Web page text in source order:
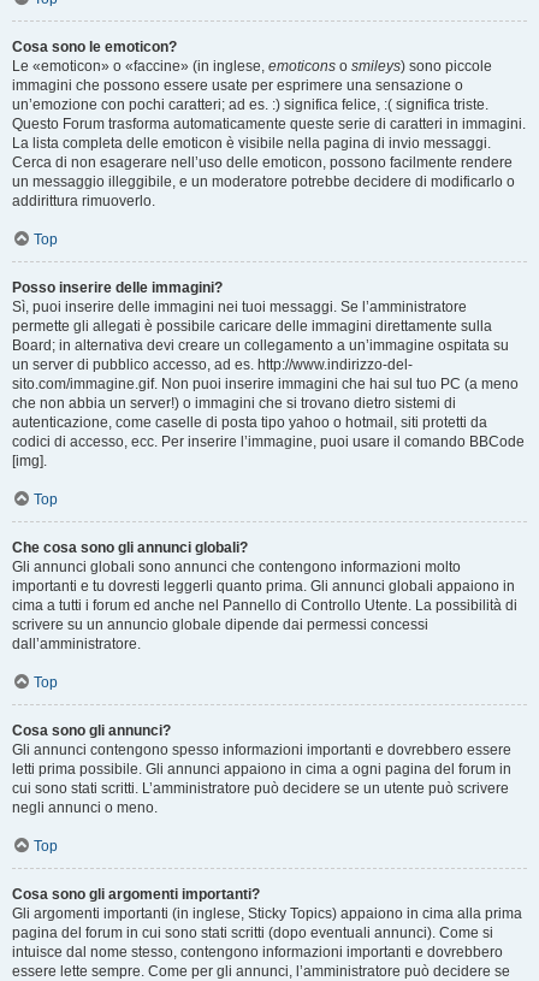
Cosa sono le emoticon?
Le «emoticon» o «faccine» (in inglese, emoticons o smileys) sono piccole
immagini che possono essere usate per esprimere una sensazione o
un’emozione con pochi caratteri; ad es. :) significa felice, :( significa triste.
Questo Forum trasforma automaticamente queste serie di caratteri in immagini.
La lista completa delle emoticon è visibile nella pagina di invio messaggi.
Cerca di non esagerare nell’uso delle emoticon, possono facilmente rendere
un messaggio illeggibile, e un moderatore potrebbe decidere di modificarlo o
addirittura rimuoverlo.
Top
Posso inserire delle immagini?
Sì, puoi inserire delle immagini nei tuoi messaggi. Se l’amministratore
permette gli allegati è possibile caricare delle immagini direttamente sulla
Board; in alternativa devi creare un collegamento a un’immagine ospitata su
un server di pubblico accesso, ad es. http://www.indirizzo-del-
sito.com/immagine.gif. Non puoi inserire immagini che hai sul tuo PC (a meno
che non abbia un server!) o immagini che si trovano dietro sistemi di
autenticazione, come caselle di posta tipo yahoo o hotmail, siti protetti da
codici di accesso, ecc. Per inserire l’immagine, puoi usare il comando BBCode
[img].
Top
Che cosa sono gli annunci globali?
Gli annunci globali sono annunci che contengono informazioni molto
importanti e tu dovresti leggerli quanto prima. Gli annunci globali appaiono in
cima a tutti i forum ed anche nel Pannello di Controllo Utente. La possibilità di
scrivere su un annuncio globale dipende dai permessi concessi
dall’amministratore.
Top
Cosa sono gli annunci?
Gli annunci contengono spesso informazioni importanti e dovrebbero essere
letti prima possibile. Gli annunci appaiono in cima a ogni pagina del forum in
cui sono stati scritti. L’amministratore può decidere se un utente può scrivere
negli annunci o meno.
Top
Cosa sono gli argomenti importanti?
Gli argomenti importanti (in inglese, Sticky Topics) appaiono in cima alla prima
pagina del forum in cui sono stati scritti (dopo eventuali annunci). Come si
intuisce dal nome stesso, contengono informazioni importanti e dovrebbero
essere lette sempre. Come per gli annunci, l’amministratore può decidere se